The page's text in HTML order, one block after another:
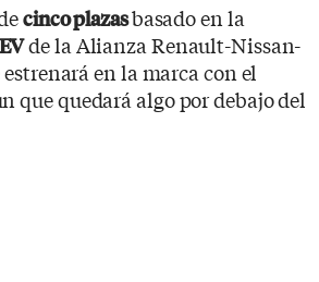
cinco plazasbasado en la
de la Alianza Renault-Nissan-
en la marca con el
que quedará algo por debajo del